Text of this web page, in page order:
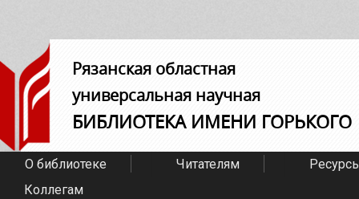
Рязанская областная
универсальная научная
БИБЛИОТЕКА ИМЕНИ ГОРЬКОГО
О библиотеке Читателям
Коллегам